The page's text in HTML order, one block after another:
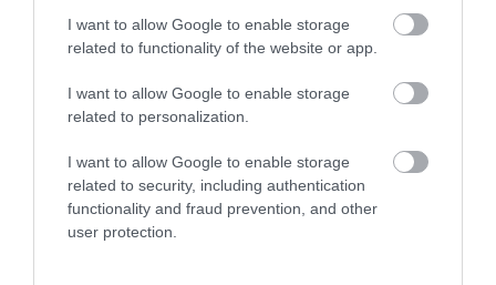
I want to allow Google to enable storage
related to functionality of the website or app.
I want to allow Google to enable storage
related to personalization.
I want to allow Google to enable storage
related to security, including authentication
functionality and fraud prevention, and other
user protection.
HALMENTÉS SZARVASKŐNÉL: ŐSHONOS
ÉS VÉDETT HALAKAT MENTETT...
2026. augusztus 07|Környék ügye
ZÁPOROK, ZIVATAROK KIALAKULHATNAK
2026. augusztus 07